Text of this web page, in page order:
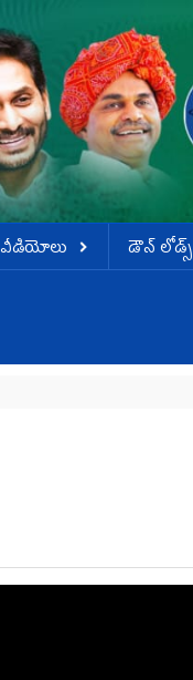
వీడియోలు డౌన్ లోడ్స్